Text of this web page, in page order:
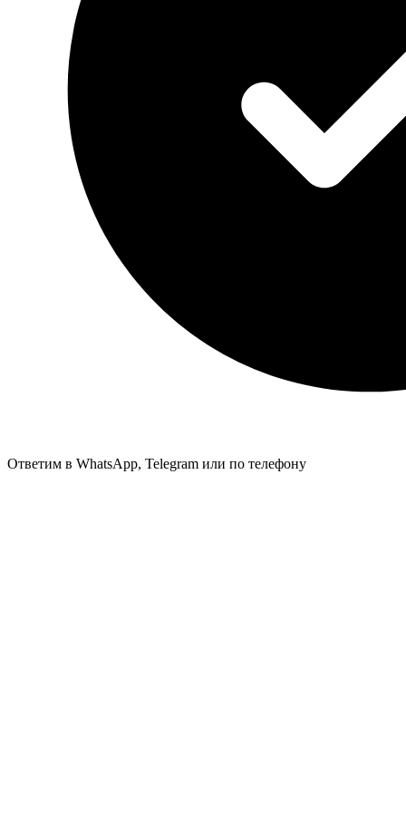
Ответим в WhatsApp, Telegram или по телефону